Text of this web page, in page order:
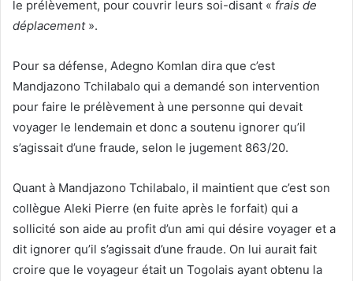
le prélèvement, pour couvrir leurs soi-disant « frais de
déplacement».
Pour sa défense, Adegno Komlan dira que c’est
Mandjazono Tchilabalo qui a demandé son intervention
pour faire le prélèvement à une personne qui devait
voyager le lendemain et donc a soutenu ignorer qu’il
s’agissait d’une fraude, selon le jugement 863/20.
Quant à Mandjazono Tchilabalo, il maintient que c’est son
collègue Aleki Pierre (en fuite après le forfait) qui a
sollicité son aide au profit d’un ami qui désire voyager et a
dit ignorer qu’il s’agissait d’une fraude. On lui aurait fait
croire que le voyageur était un Togolais ayant obtenu la